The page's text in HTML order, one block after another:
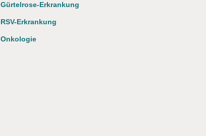
Gürtelrose-Erkrankung
RSV-Erkrankung
Onkologie